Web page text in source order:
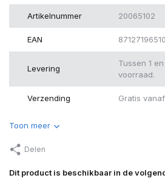
Artikelnummer 20065102
EAN
Levering
Tussen 1
voorraad.
Verzending Gratis
Toon meer
Delen
Dit product is beschikbaar in de